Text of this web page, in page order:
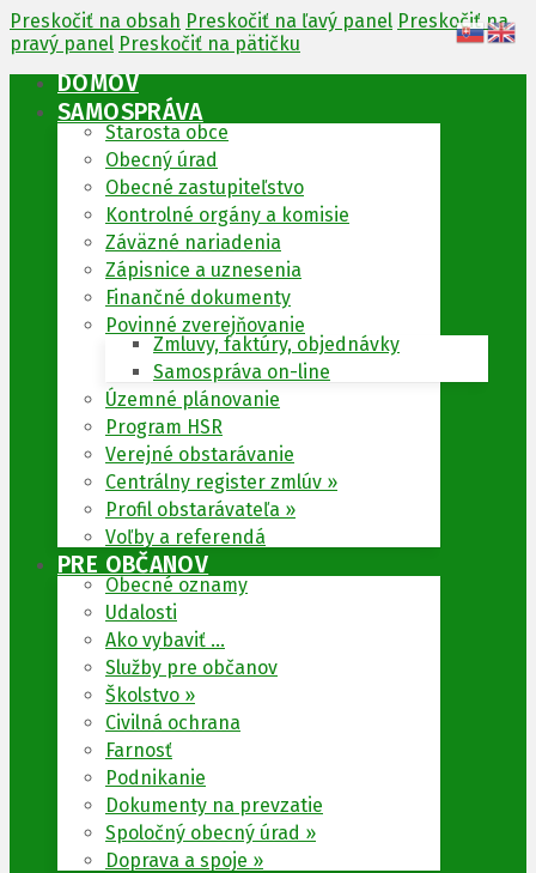
Preskočiť na obsah Preskočiť na ľavý panel Preskočiť na
pravý panel Preskočiť na pätičku
DOMOV
SAMOSPRÁVA
Starosta obce
Obecný úrad
Obecné zastupiteľstvo
Kontrolné orgány a komisie
Záväzné nariadenia
Zápisnice a uznesenia
Finančné dokumenty
Povinné zverejňovanie
Zmluvy, faktúry, objednávky
Samospráva on-line
Územné plánovanie
Program HSR
Verejné obstarávanie
Centrálny register zmlúv »
Profil obstarávateľa »
Voľby a referendá
PRE OBČANOV
Obecné oznamy
Udalosti
Ako vybaviť …
Služby pre občanov
Školstvo »
Civilná ochrana
Farnosť
Podnikanie
Dokumenty na prevzatie
Spoločný obecný úrad »
Doprava a spoje »